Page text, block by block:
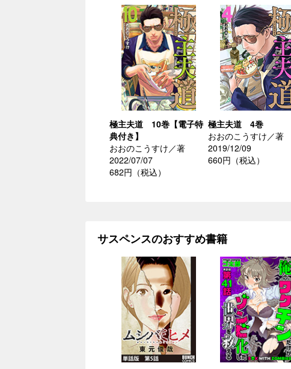
極主夫道 10巻【電子特
典付き】
おおのこうすけ／著
2022/07/07
682円（税込）
極主夫道 4巻
おおのこうすけ／著
2019/12/09
660円（税込）
サスペンスのおすすめ書籍